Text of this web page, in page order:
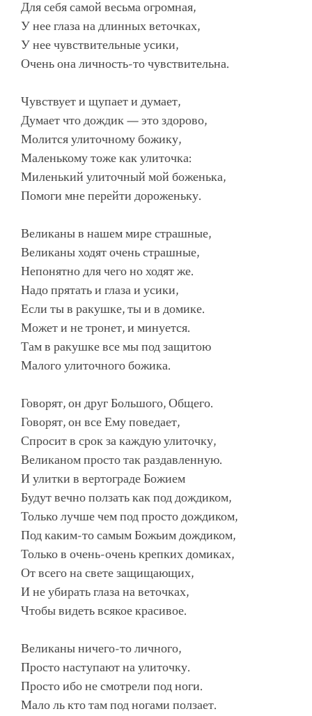
Для себя самой весьма огромная,
У нее глаза на длинных веточках,
У нее чувствительные усики,
Очень она личность-то чувствительна.
Чувствует и щупает и думает,
Думает что дождик — это здорово,
Молится улиточному божику,
Маленькому тоже как улиточка:
Миленький улиточный мой боженька,
Помоги мне перейти дороженьку.
Великаны в нашем мире страшные,
Великаны ходят очень страшные,
Непонятно для чего но ходят же.
Надо прятать и глаза и усики,
Если ты в ракушке, ты и в домике.
Может и не тронет, и минуется.
Там в ракушке все мы под защитою
Малого улиточного божика.
Говорят, он друг Большого, Общего.
Говорят, он все Ему поведает,
Спросит в срок за каждую улиточку,
Великаном просто так раздавленную.
И улитки в вертограде Божием
Будут вечно ползать как под дождиком,
Только лучше чем под просто дождиком,
Под каким-то самым Божьим дождиком,
Только в очень-очень крепких домиках,
От всего на свете защищающих,
И не убирать глаза на веточках,
Чтобы видеть всякое красивое.
Великаны ничего-то личного,
Просто наступают на улиточку.
Просто ибо не смотрели под ноги.
Мало ль кто там под ногами ползает.